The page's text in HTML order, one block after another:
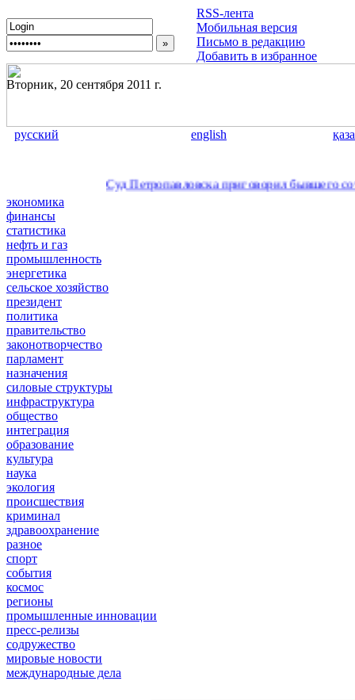
RSS-лента
Мобильная версия
Письмо в редакцию
Добавить в избранное
Вторник, 20 сентября 2011 г.
русский english
Суд Петропавловска приговорил бывшего
экономика
финансы
статистика
нефть и газ
промышленность
энергетика
сельское хозяйство
президент
политика
правительство
законотворчество
парламент
назначения
силовые структуры
инфраструктура
общество
интеграция
образование
культура
наука
экология
происшествия
криминал
здравоохранение
разное
спорт
события
космос
регионы
промышленные инновации
пресс-релизы
содружество
мировые новости
международные дела